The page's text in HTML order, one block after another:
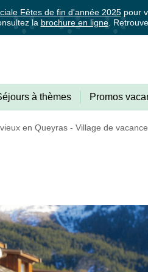
Fêtes de fin d'année 2025 pour
la brochure en ligne.
à thèmes Promos
en Queyras - Village de
01
Grille
6 à - 11 ans 4 à - 6 ans 1 à - 4ans
518 € 462 € 343 €
56 €
672 € 602 € 448 €
623 € 553 € 413 €
70 €
01
Abonnez-vous à
tous les
dans votre boîte mail,
✕